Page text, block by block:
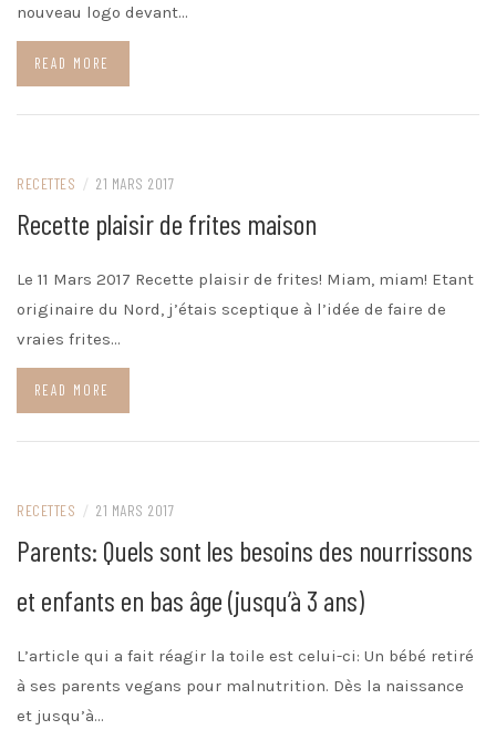
nouveau logo devant…
READ MORE
RECETTES / 21 MARS 2017
Recette plaisir de frites maison
Le 11 Mars 2017 Recette plaisir de frites! Miam, miam! Etant
originaire du Nord, j’étais sceptique à l’idée de faire de
vraies frites…
READ MORE
RECETTES / 21 MARS 2017
Parents: Quels sont les besoins des nourrissons
et enfants en bas âge (jusqu’à 3 ans)
L’article qui a fait réagir la toile est celui-ci: Un bébé retiré
à ses parents vegans pour malnutrition. Dès la naissance
et jusqu’à…